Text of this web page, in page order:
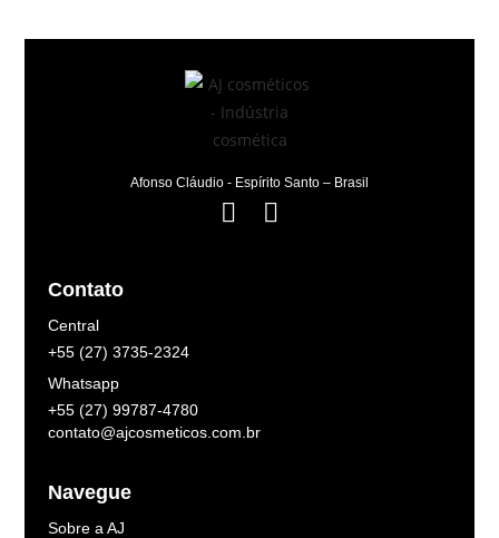
Afonso Cláudio - Espírito Santo – Brasil
Contato
Central
+55 (27) 3735-2324
Whatsapp
+55 (27) 99787-4780
contato@ajcosmeticos.com.br
Navegue
Sobre a AJ